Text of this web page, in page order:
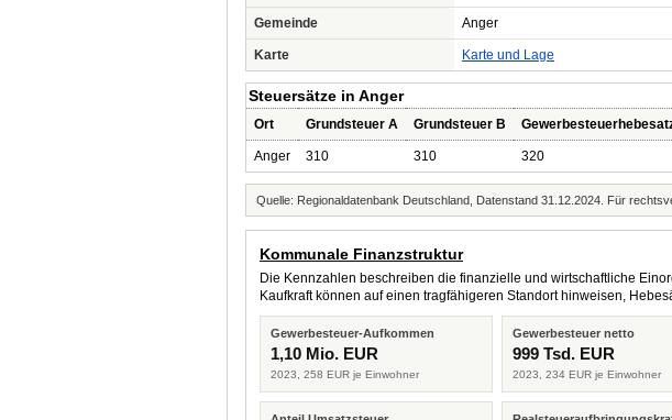
Gemeinde Anger
Karte Karte und Lage
Steuersätze in Anger
Ort Grundsteuer A Grundsteuer B
Anger 310 310 320
Quelle: Regionaldatenbank Deutschland, Datenstand 31.12.2024. Für
Kommunale Finanzstruktur
Die Kennzahlen beschreiben die finanzielle und wirtschaftliche
Kaufkraft können auf einen tragfähigeren Standort hinweisen,
Gewerbesteuer-Aufkommen
1,10 Mio. EUR
2023, 258 EUR je Einwohner
Gewerbesteuer netto
999 Tsd. EUR
2023, 234 EUR je Einwohner